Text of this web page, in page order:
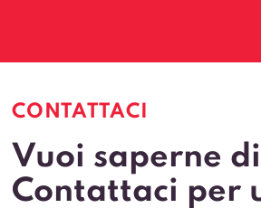
CONTATTACI
Vuoi saperne
Contattaci per